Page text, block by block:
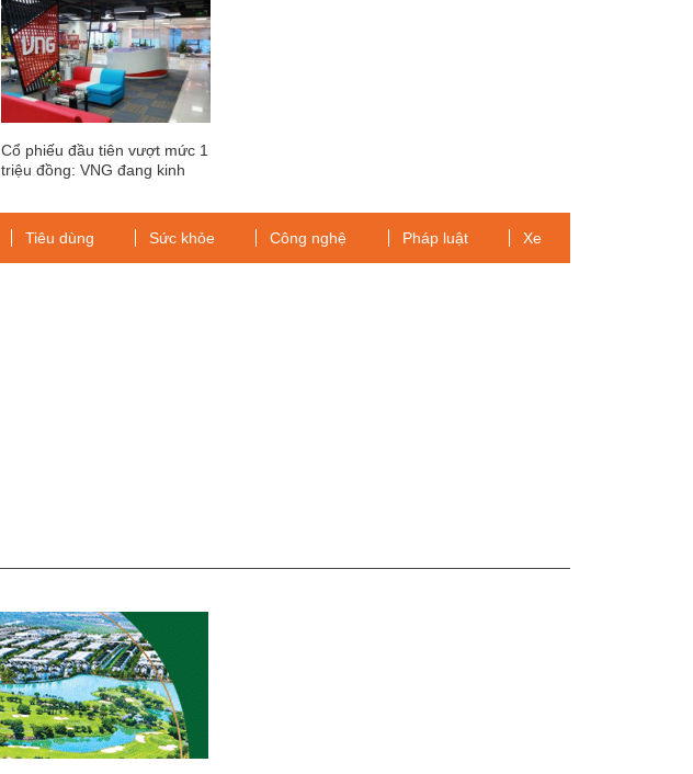
Cổ phiếu đầu tiên vượt mức 1
triệu đồng: VNG đang kinh
Tiêu dùng Sức khỏe Công nghệ Pháp luật Xe